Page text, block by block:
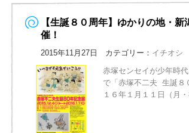
【生誕８０周年】ゆかりの地・
催！
2015年11月27日 カテゴリー： イチオシ
赤塚センセイが少年時
で「赤塚不二夫 生誕８
１６年１月１１日（月